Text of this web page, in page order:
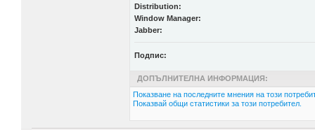
Distribution:
Window Manager:
Jabber:
Подпис:
ДОПЪЛНИТЕЛНА ИНФОРМАЦИЯ:
Показване на последните мнения на този
Показвай общи статистики за този потребител.